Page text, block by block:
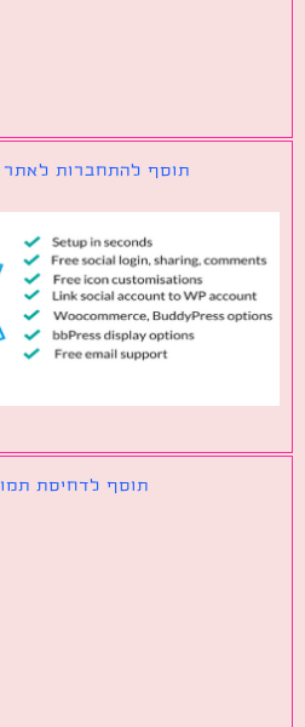
תוסף להתחברות לאתר
תוסף לדחיסת תמונות